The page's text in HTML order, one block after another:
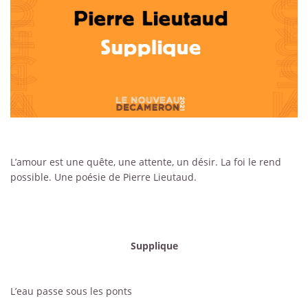
L’amour est une quête, une attente, un désir. La foi le rend
possible. Une poésie de Pierre Lieutaud.
Supplique
L’eau passe sous les ponts